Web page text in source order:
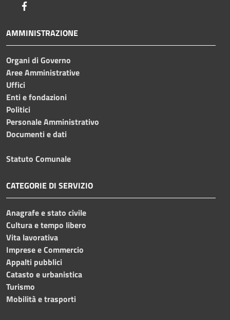
AMMINISTRAZIONE
Organi di Governo
Aree Amministrative
Uffici
Enti e fondazioni
Politici
Personale Amministrativo
Documenti e dati
Statuto Comunale
CATEGORIE DI SERVIZIO
Anagrafe e stato civile
Cultura e tempo libero
Vita lavorativa
Imprese e Commercio
Appalti pubblici
Catasto e urbanistica
Turismo
Mobilità e trasporti